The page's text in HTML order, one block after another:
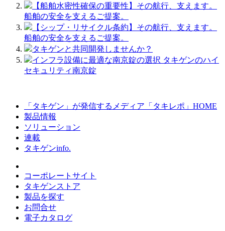
【船舶水密性確保の重要性】その航行、支えます。
船舶の安全を支えるご提案。
【シップ・リサイクル条約】その航行、支えます。
船舶の安全を支えるご提案。
タキゲンと共同開発しませんか？
インフラ設備に最適な南京錠の選択 タキゲンのハイ
セキュリティ南京錠
「タキゲン」が発信するメディア「タキレポ」HOME
製品情報
ソリューション
連載
タキゲンinfo.
コーポレートサイト
タキゲンストア
製品を探す
お問合せ
電子カタログ